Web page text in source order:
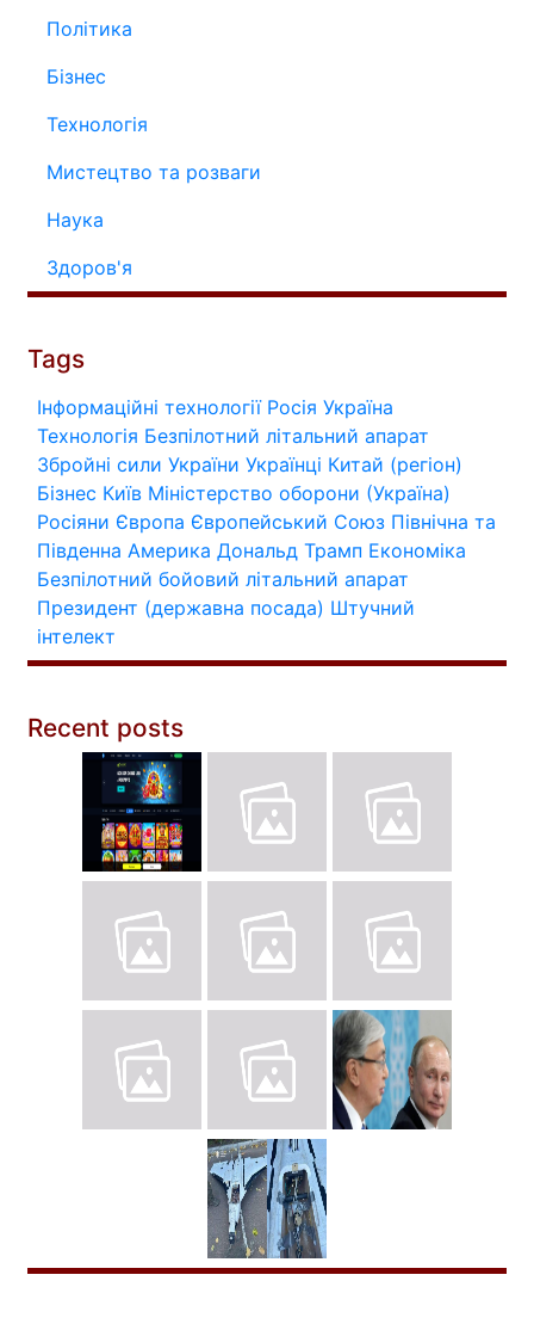
Політика
Бізнес
Технологія
Мистецтво та розваги
Наука
Здоров'я
Tags
Інформаційні технології Росія Україна
Технологія Безпілотний літальний апарат
Збройні сили України Українці Китай (регіон)
Бізнес Київ Міністерство оборони (Україна)
Росіяни Європа Європейський Союз Північна та
Південна Америка Дональд Трамп Економіка
Безпілотний бойовий літальний апарат
Президент (державна посада) Штучний
інтелект
Recent posts